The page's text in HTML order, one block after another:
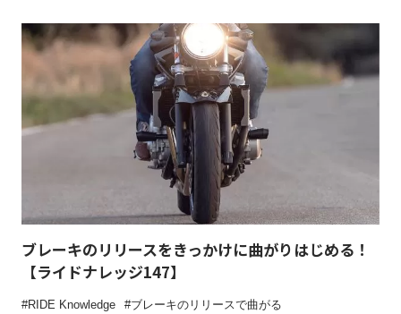
ブレーキのリリースをきっかけに曲がりはじめる！
【ライドナレッジ147】
RIDE Knowledge ブレーキのリリースで曲がる